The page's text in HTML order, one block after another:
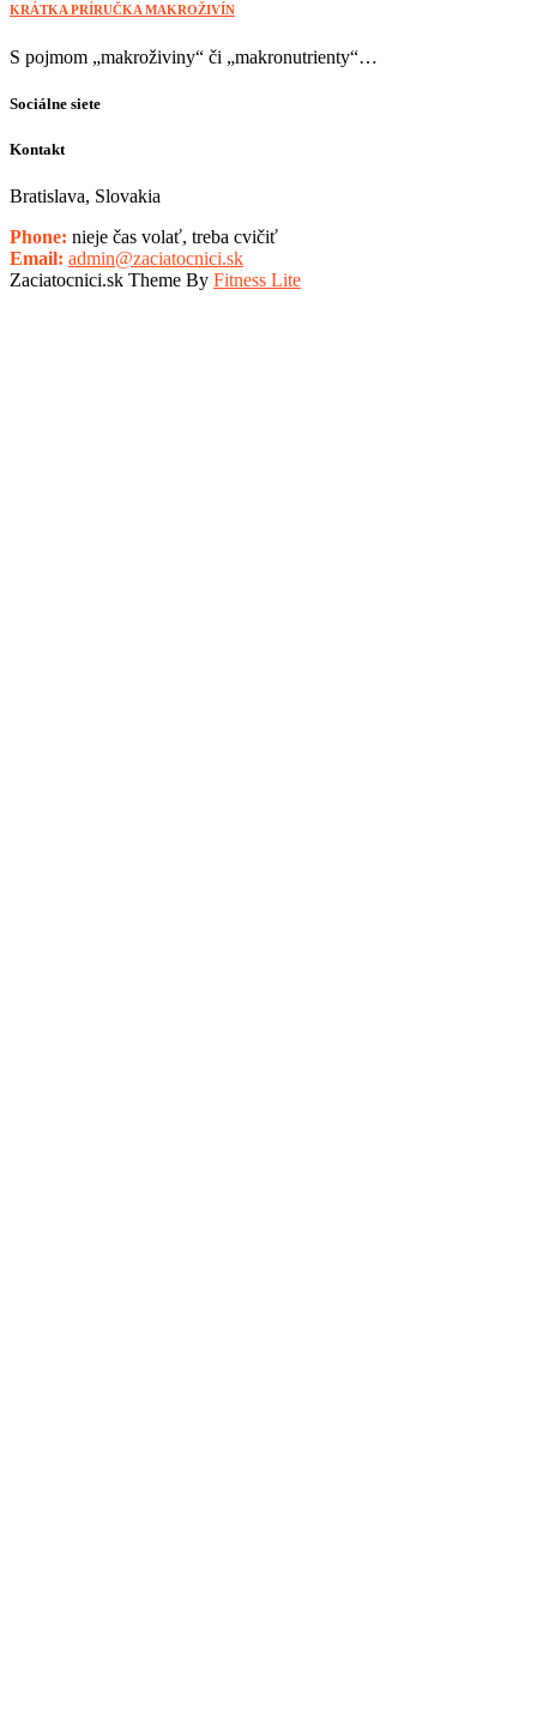
KRÁTKA PRÍRUČKA MAKROŽIVÍN
S pojmom „makroživiny“ či „makronutrienty“…
Sociálne siete
Kontakt
Bratislava, Slovakia
Phone: nieje čas volať, treba cvičiť
Email: admin@zaciatocnici.sk
Zaciatocnici.sk Theme By Fitness Lite